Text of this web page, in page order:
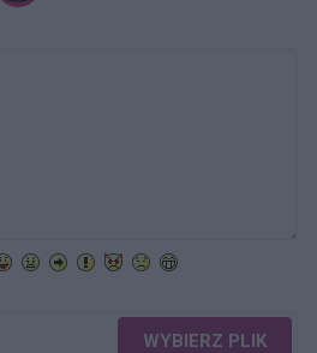
WYBIERZ PLIK